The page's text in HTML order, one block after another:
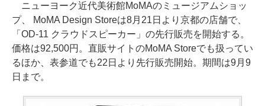
ニューヨーク近代美術館MoMAのミュージアムショッ
プ、 MoMA Design Storeは8月21日より京都の店舗で、
「OD-11 クラウドスピーカー」の先行販売を開始する。
価格は92,500円。直販サイトのMoMA Storeでも扱ってい
るほか、表参道でも22日より先行販売開始。期間は9月9
日まで。